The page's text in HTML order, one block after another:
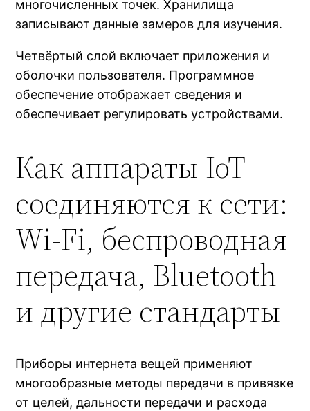
многочисленных точек. Хранилища
записывают данные замеров для изучения.
Четвёртый слой включает приложения и
оболочки пользователя. Программное
обеспечение отображает сведения и
обеспечивает регулировать устройствами.
Как аппараты IoT
соединяются к сети:
Wi‑Fi, беспроводная
передача, Bluetooth
и другие стандарты
Приборы интернета вещей применяют
многообразные методы передачи в привязке
от целей, дальности передачи и расхода